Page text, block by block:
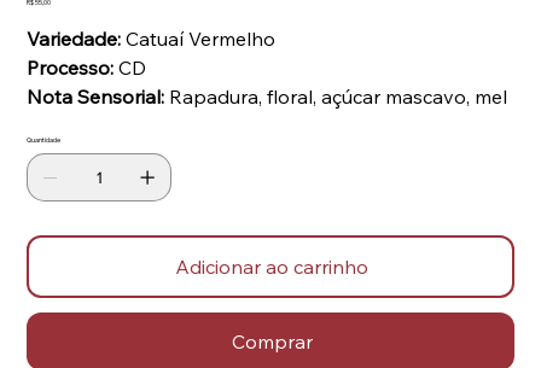
Preço
R$ 55,00
Variedade: Catuaí Vermelho
Processo:CD
Nota Sensorial: Rapadura, floral, açúcar mascavo, mel
Quantidade
Adicionar ao carrinho
Comprar